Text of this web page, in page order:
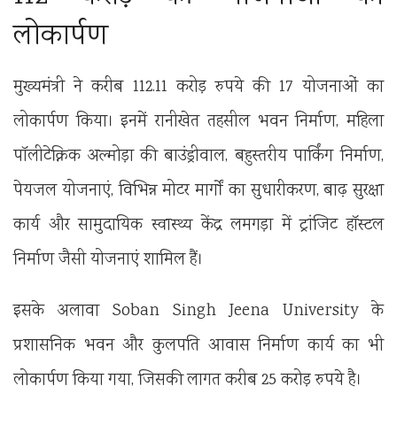
लोकार्पण
मुख्यमंत्री ने करीब 112.11 करोड़ रुपये की 17 योजनाओं का
लोकार्पण किया। इनमें रानीखेत तहसील भवन निर्माण, महिला
पॉलीटेक्निक अल्मोड़ा की बाउंड्रीवाल, बहुस्तरीय पार्किंग निर्माण,
पेयजल योजनाएं, विभिन्न मोटर मार्गों का सुधारीकरण, बाढ़ सुरक्षा
कार्य और सामुदायिक स्वास्थ्य केंद्र लमगड़ा में ट्रांजिट हॉस्टल
निर्माण जैसी योजनाएं शामिल हैं।
इसके अलावा Soban Singh Jeena Universityके
प्रशासनिक भवन और कुलपति आवास निर्माण कार्य का भी
लोकार्पण किया गया, जिसकी लागत करीब 25 करोड़ रुपये है।